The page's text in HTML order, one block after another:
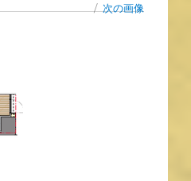
次の画像